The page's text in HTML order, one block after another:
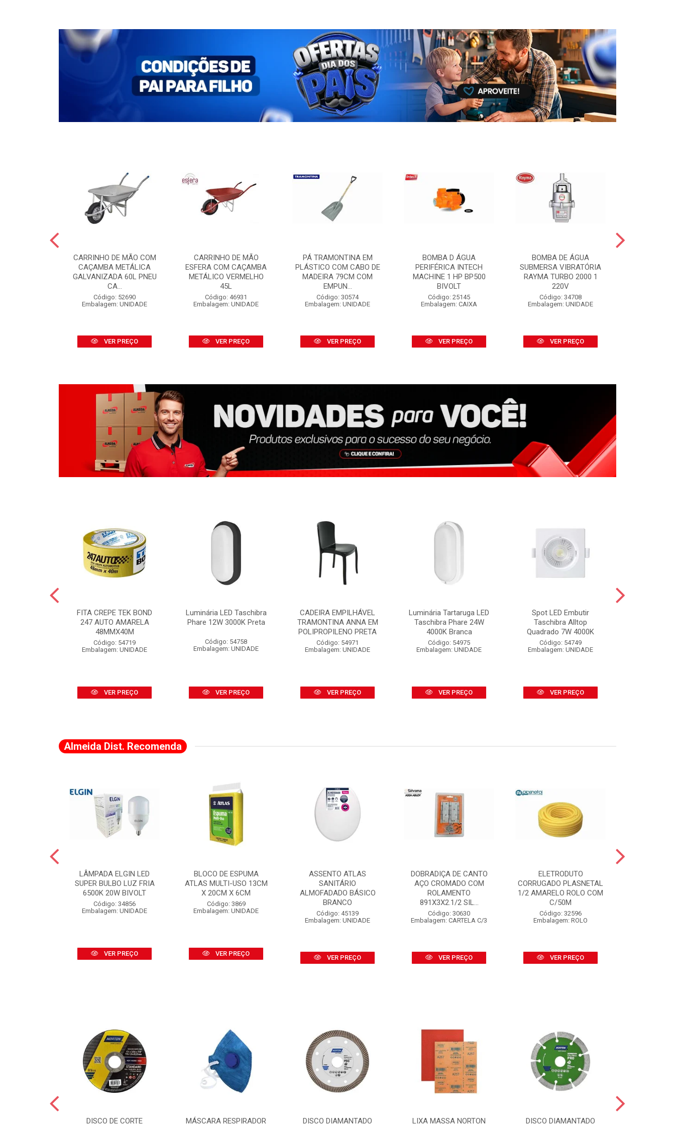
CARRINHO DE MÃO COM
CAÇAMBA METÁLICA
GALVANIZADA 60L PNEU
CA...
Código: 52690
Embalagem: UNIDADE
VER PREÇO
CARRINHO DE MÃO
ESFERA COM CAÇAMBA
METÁLICO VERMELHO
45L
Código: 46931
Embalagem: UNIDADE
VER PREÇO
PÁ TRAMONTINA EM
PLÁSTICO COM CABO DE
MADEIRA 79CM COM
EMPUN...
Código: 30574
Embalagem: UNIDADE
VER PREÇO
BOMBA D ÁGUA
PERIFÉRICA INTECH
MACHINE 1 HP BP500
BIVOLT
Código: 25145
Embalagem: CAIXA
VER PREÇO
BOMBA DE ÁGUA
SUBMERSA VIBRATÓRIA
RAYMA TURBO 2000 1
220V
Código: 34708
Embalagem: UNIDADE
VER PREÇO
FITA CREPE TEK BOND
247 AUTO AMARELA
48MMX40M
Código: 54719
Embalagem: UNIDADE
VER PREÇO
Luminária LED Taschibra
Phare 12W 3000K Preta
Código: 54758
Embalagem: UNIDADE
VER PREÇO
CADEIRA EMPILHÁVEL
TRAMONTINA ANNA EM
POLIPROPILENO PRETA
Código: 54971
Embalagem: UNIDADE
VER PREÇO
Luminária Tartaruga LED
Taschibra Phare 24W
4000K Branca
Código: 54975
Embalagem: UNIDADE
VER PREÇO
Spot LED Embutir
Taschibra Alltop
Quadrado 7W 4000K
Código: 54749
Embalagem: UNIDADE
VER PREÇO
Almeida Dist. Recomenda
LÂMPADA ELGIN LED
SUPER BULBO LUZ FRIA
6500K 20W BIVOLT
Código: 34856
Embalagem: UNIDADE
VER PREÇO
BLOCO DE ESPUMA
ATLAS MULTI-USO 13CM
X 20CM X 6CM
Código: 3869
Embalagem: UNIDADE
VER PREÇO
ASSENTO ATLAS
SANITÁRIO
ALMOFADADO BÁSICO
BRANCO
Código: 45139
Embalagem: UNIDADE
VER PREÇO
DOBRADIÇA DE CANTO
AÇO CROMADO COM
ROLAMENTO
891X3X2.1/2 SIL...
Código: 30630
Embalagem: CARTELA C/3
VER PREÇO
ELETRODUTO
CORRUGADO PLASNETAL
1/2 AMARELO ROLO COM
C/50M
Código: 32596
Embalagem: ROLO
VER PREÇO
DISCO DE CORTE MÁSCARA RESPIRADOR DISCO DIAMANTADO LIXA MASSA NORTON DISCO DIAMANTADO